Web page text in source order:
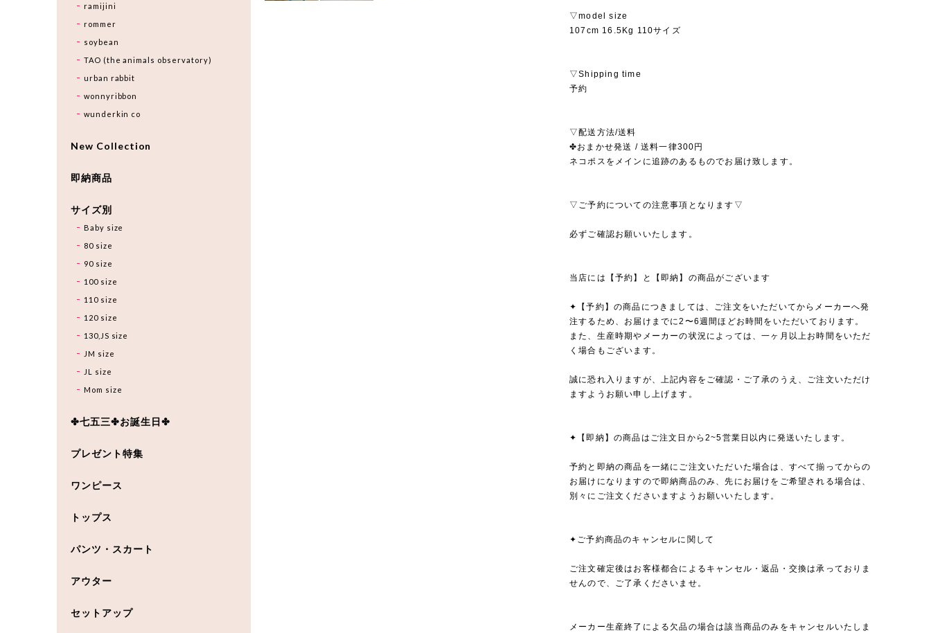
▽model size
107cm 16.5Kg 110サイズ
▽Shipping time
予約
▽配送方法/送料
✤おまかせ発送 / 送料一律300円
ネコポスをメインに追跡のあるものでお届け致します。
▽ご予約についての注意事項となります▽
必ずご確認お願いいたします。
当店には【予約】と【即納】の商品がございます
✦【予約】の商品につきましては、ご注文をいただいてからメーカーへ発
注するため、お届けまでに2〜6週間ほどお時間をいただいております。
また、生産時期やメーカーの状況によっては、一ヶ月以上お時間をいただ
く場合もございます。
誠に恐れ入りますが、上記内容をご確認・ご了承のうえ、ご注文いただけ
ますようお願い申し上げます。
✦【即納】の商品はご注文日から2~5営業日以内に発送いたします。
予約と即納の商品を一緒にご注文いただいた場合は、すべて揃ってからの
お届けになりますので即納商品のみ、先にお届けをご希望される場合は、
別々にご注文くださいますようお願いいたします。
✦ご予約商品のキャンセルに関して
ご注文確定後はお客様都合によるキャンセル・返品・交換は承っておりま
せんので、ご了承くださいませ。
メーカー生産終了による欠品の場合は該当商品のみをキャンセルいたしま
ramijini
rommer
soybean
TAO (the animals observatory)
urban rabbit
wonnyribbon
wunderkin co
New Collection
即納商品
サイズ別
Baby size
80 size
90 size
100 size
110 size
120 size
130,JS size
JM size
JL size
Mom size
✤七五三✤お誕生日✤
プレゼント特集
ワンピース
トップス
パンツ・スカート
アウター
セットアップ